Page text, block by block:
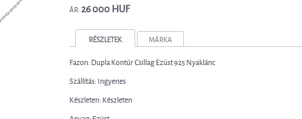
ÁR: 26 000 HUF
RÉSZLETEK MÁRKA
Fazon: Dupla Kontúr Csillag Ezüst 925 Nyaklánc
Szállítás: Ingyenes
Készleten: Készleten